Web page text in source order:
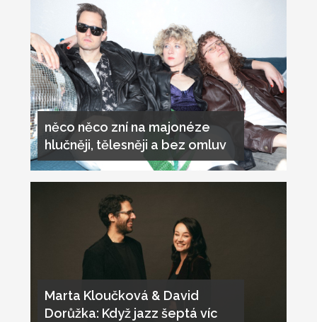
něco něco zní na majonéze
hlučněji, tělesněji a bez omluv
Marta Kloučková & David
Dorůžka: Když jazz šeptá víc